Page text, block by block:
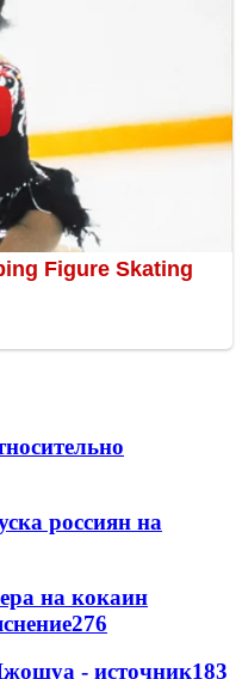
россиян на
на кокаин
276
- источник183